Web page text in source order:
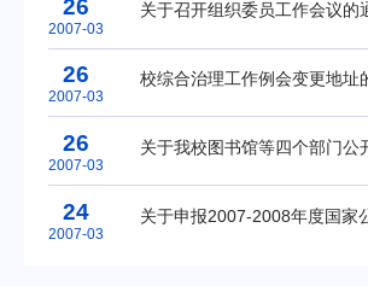
26
2007-03
关于召开组织委员工作会议的
26
2007-03
校综合治理工作例会变更地址
26
2007-03
24
2007-03